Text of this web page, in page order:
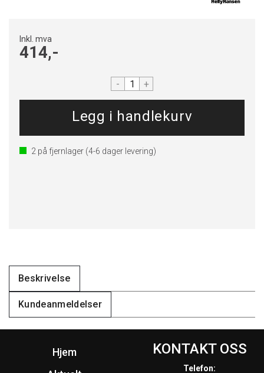
Inkl. mva
414,-
- +
2 på fjernlager (4-6 dager levering)
Beskrivelse
Kundeanmeldelser
Hjem
KONTAKT OSS
Telefon: